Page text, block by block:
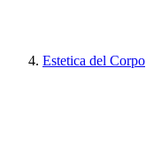
Estetica del Corpo